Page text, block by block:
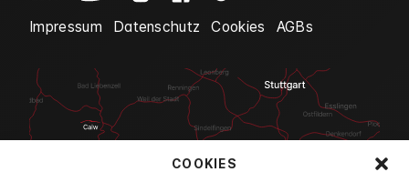
COOKIES
Impressum Datenschutz Cookies AGBs